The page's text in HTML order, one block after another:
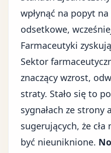
wpłynąć na popyt
odsetkowe,
Farmaceutyki
Sektor
znaczący wzrost,
straty. Stało się to
sygnałach ze strony
sugerujących, że
być nieuniknione.